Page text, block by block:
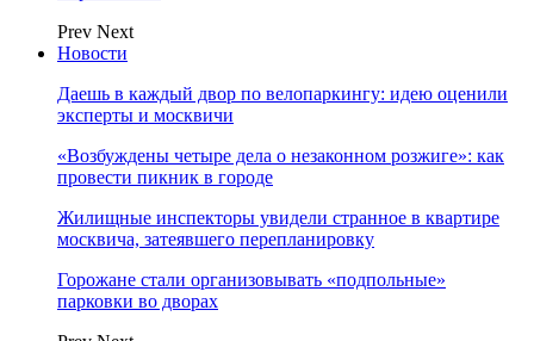
Prev Next
Новости
Даешь в каждый двор по велопаркингу: идею оценили
эксперты и москвичи
«Возбуждены четыре дела о незаконном розжиге»: как
провести пикник в городе
Жилищные инспекторы увидели странное в квартире
москвича, затеявшего перепланировку
Горожане стали организовывать «подпольные»
парковки во дворах